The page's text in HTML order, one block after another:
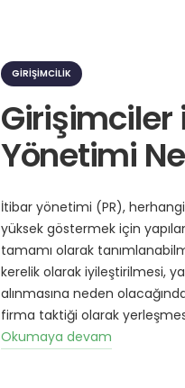
a
g
GIRIŞIMCILIK
Girişimciler
Yönetimi
İtibar yönetimi (PR),
yüksek göstermek için
tamamı olarak
kerelik olarak iyileştirilmesi,
alınmasına neden
firma taktiği olarak
Okumaya devam